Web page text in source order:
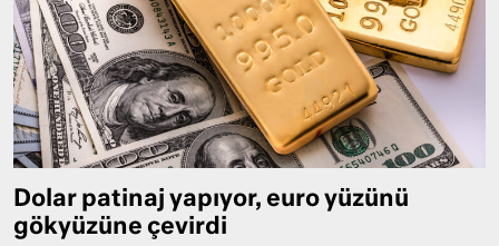
Dolar patinaj yapıyor, euro yüzünü
gökyüzüne çevirdi